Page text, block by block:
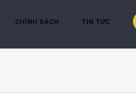
CHÍNH SÁCH TIN TỨC